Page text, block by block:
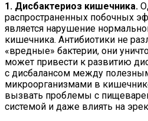
1. Дисбактериоз кишечника.
распространенных побочных
является нарушение
кишечника. Антибиотики не
«вредные» бактерии, они
может привести к развитию
с дисбалансом между
микроорганизмами в
вызвать проблемы с
системой и даже влиять на